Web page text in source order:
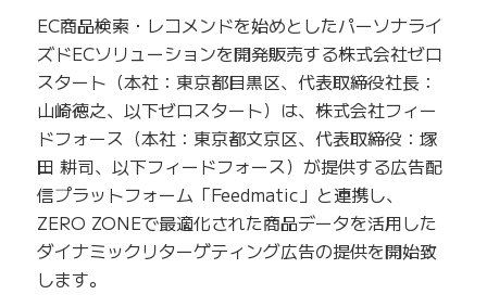
EC商品検索・レコメンドを始めとしたパーソナライ
ズドECソリューションを開発販売する株式会社ゼロ
スタート（本社：東京都目黒区、代表取締役社長：
山崎徳之、以下ゼロスタート）は、株式会社フィー
ドフォース（本社：東京都文京区、代表取締役：塚
田 耕司、以下フィードフォース）が提供する広告配
信プラットフォーム「Feedmatic」と連携し、
ZERO ZONEで最適化された商品データを活用した
ダイナミックリターゲティング広告の提供を開始致
します。